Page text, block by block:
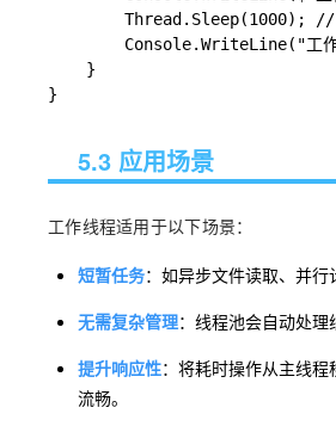
Thread.Sleep(1000); //
Console.WriteLine("工作
}
}
5.3 应用场景
工作线程适用于以下场景：
短暂任务：如异步文件读取、并行
无需复杂管理：线程池会自动处理
提升响应性：将耗时操作从主线
流畅。